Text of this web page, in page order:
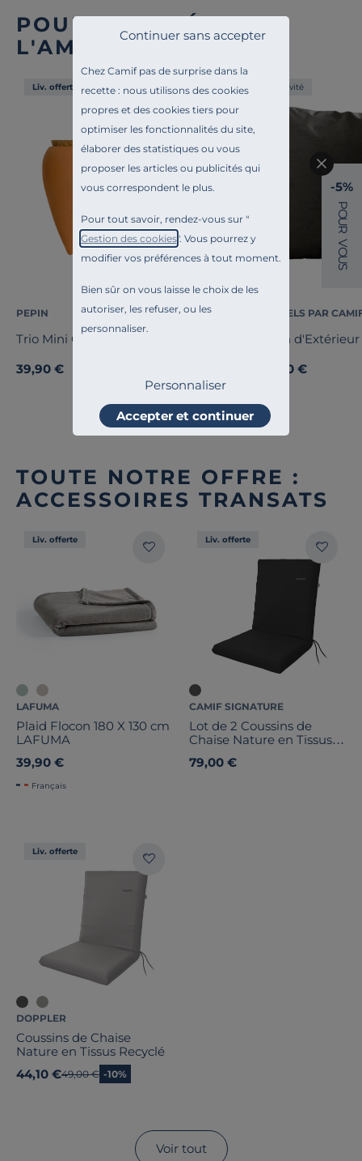
Chez Camif pas de surprise dans la
recette : nous utilisons des cookies
propres et des cookies tiers pour
optimiser les fonctionnalités du site,
élaborer des statistiques ou vous
proposer les articles ou publicités qui
vous correspondent le plus.
Pour tout savoir, rendez-vous sur "
Gestion des cookies". Vous pourrez y
modifier vos préférences à tout moment.
Bien sûr on vous laisse le choix de les
autoriser, les refuser, ou les
personnaliser.
Continuer sans accepter
Personnaliser
Accepter et continuer
POUR COMPLÉTER
L'AMBIANCE
Liv. offerte
PEPIN
Trio Mini Olla - Les Iconiques
39,90 €
Exclusivité
ESSENTIELS PAR
Coussin
15,00 €
TOUTE NOTRE OFFRE :
ACCESSOIRES TRANSATS
Liv. offerte
LAFUMA
Plaid Flocon 180 X 130 cm
LAFUMA
39,90 €
Français
Liv. offerte
CAMIF SIGNATURE
Lot de 2 Coussins de
Chaise Nature en Tissus
79,00 €
Liv. offerte
DOPPLER
Coussins de Chaise
Nature en Tissus Recyclé
44,10 €Ancien prix
49,00 € -10%
Voir tout
-5%
P
O
U
R
V
O
U
S